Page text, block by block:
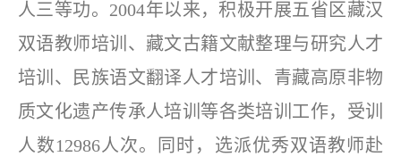
人三等功。2004年以来，积极开展五省区藏汉
双语教师培训、藏文古籍文献整理与研究人才
培训、民族语文翻译人才培训、青藏高原非物
质文化遗产传承人培训等各类培训工作，受训
人数12986人次。同时，选派优秀双语教师赴